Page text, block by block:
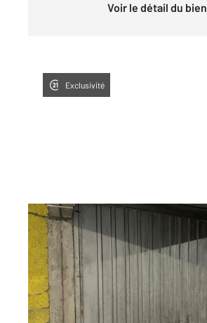
Voir le détail du bien
Exclusivité
TOULOUSE 31
15 m2
Ref : 1932
Parking à louer
80 €
par mois charges comprises